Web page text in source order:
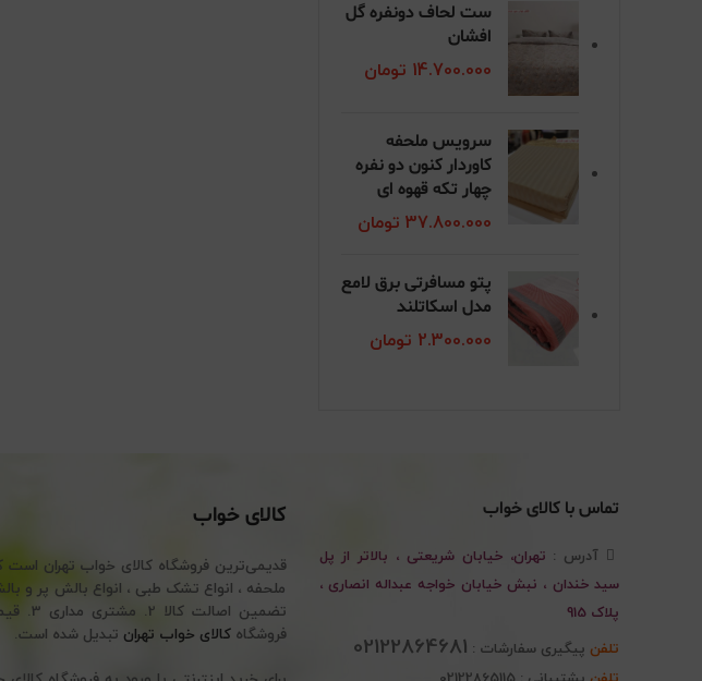
ست لحاف دونفره گل
افشان
14.700.000 تومان
سرویس ملحفه
کاوردار کنون دو نفره
چهار تکه قهوه ای
37.800.000 تومان
پتو مسافرتی برق لامع
مدل اسکاتلند
2.300.000 تومان
تماس با کالای خواب
آدرس : تهران، خیابان شریعتی ، بالاتر از پل
سید خندان ، نبش خیابان خواجه عبداله انصاری ،
پلاک 915
تلفن پیگیری سفارشات : 02122864681
کالای خواب
قدیمی‌ترین فروشگاه کالای خواب تهران
تضمین
فروشگاهکالای خواب تهران تبدیل شده است.